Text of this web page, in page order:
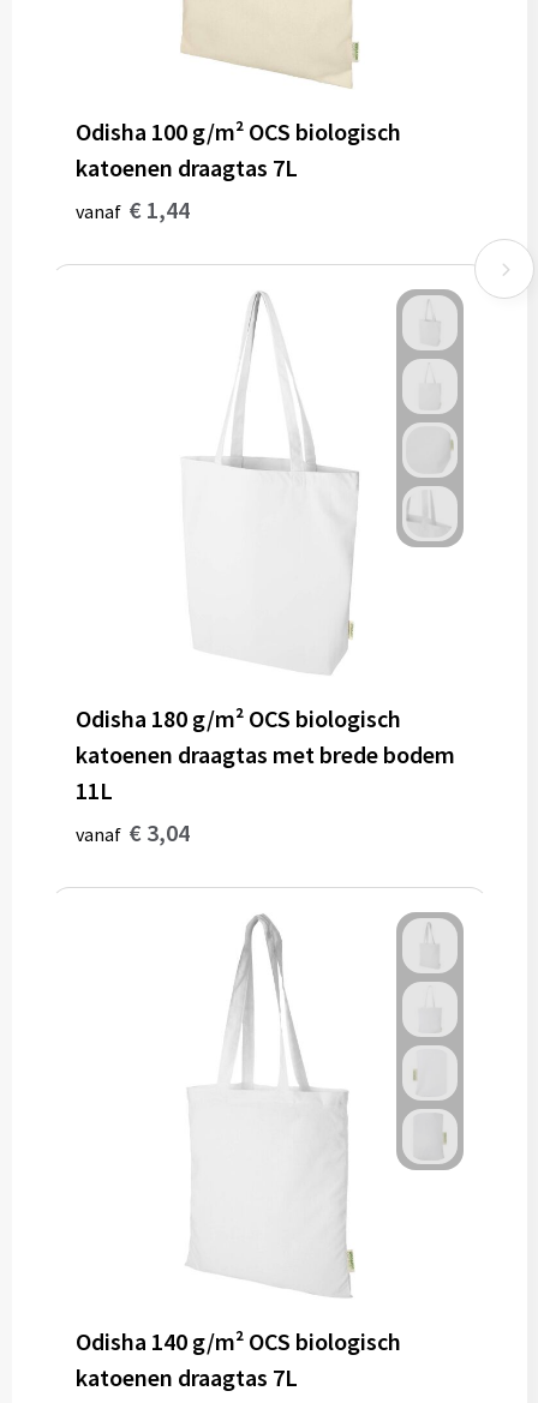
Odisha 100 g/m² OCS biologisch
katoenen draagtas 7L
vanaf € 1,44
Odisha 180 g/m² OCS biologisch
katoenen draagtas met brede bodem
11L
vanaf € 3,04
Odisha 140 g/m² OCS biologisch
katoenen draagtas 7L